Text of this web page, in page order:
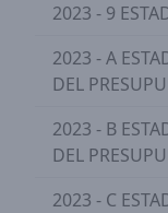
2023 - 9
2023 - A
DEL
2023 - B
DEL
2023 - C